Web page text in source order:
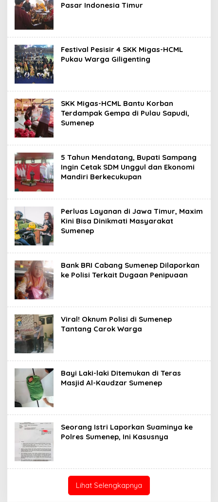
Pasar Indonesia Timur
Festival Pesisir 4 SKK Migas-HCML
Pukau Warga Giligenting
SKK Migas-HCML Bantu Korban
Terdampak Gempa di Pulau Sapudi,
Sumenep
5 Tahun Mendatang, Bupati Sampang
Ingin Cetak SDM Unggul dan Ekonomi
Mandiri Berkecukupan
Perluas Layanan di Jawa Timur, Maxim
Kini Bisa Dinikmati Masyarakat
Sumenep
Bank BRI Cabang Sumenep Dilaporkan
ke Polisi Terkait Dugaan Penipuaan
Viral! Oknum Polisi di Sumenep
Tantang Carok Warga
Bayi Laki-laki Ditemukan di Teras
Masjid Al-Kaudzar Sumenep
Seorang Istri Laporkan Suaminya ke
Polres Sumenep, Ini Kasusnya
Lihat Selengkapnya